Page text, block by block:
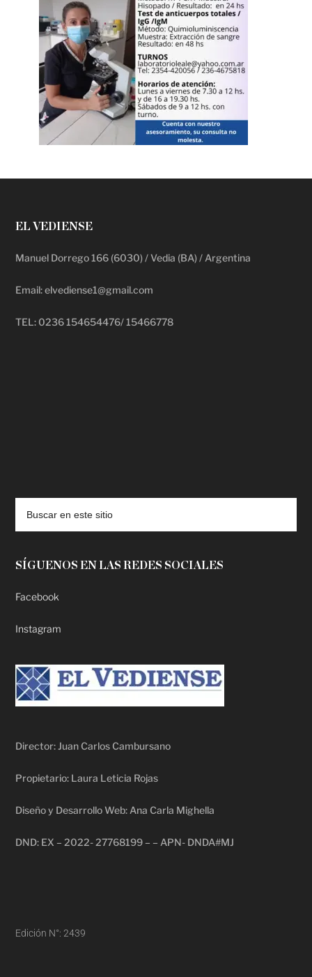
EL VEDIENSE
Manuel Dorrego 166 (6030) / Vedia (BA) / Argentina
Email: elvediense1@gmail.com
TEL: 0236 154654476/ 15466778
SÍGUENOS EN LAS REDES SOCIALES
Facebook
Instagram
Director: Juan Carlos Cambursano
Propietario: Laura Leticia Rojas
Diseño y Desarrollo Web: Ana Carla Mighella
DND: EX – 2022- 27768199 – – APN- DNDA#MJ
Edición N°: 2439